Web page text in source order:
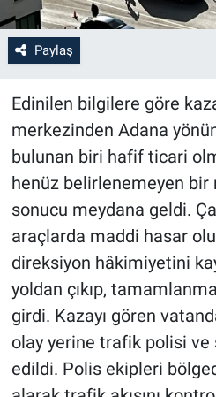
Paylaş
Edinilen bilgilere göre
merkezinden Adana
bulunan biri hafif ticari
henüz belirlenemeyen bir
sonucu meydana geldi.
araçlarda maddi hasar
direksiyon hâkimiyetini
yoldan çıkıp,
girdi. Kazayı gören
olay yerine trafik polisi ve
edildi. Polis ekipleri